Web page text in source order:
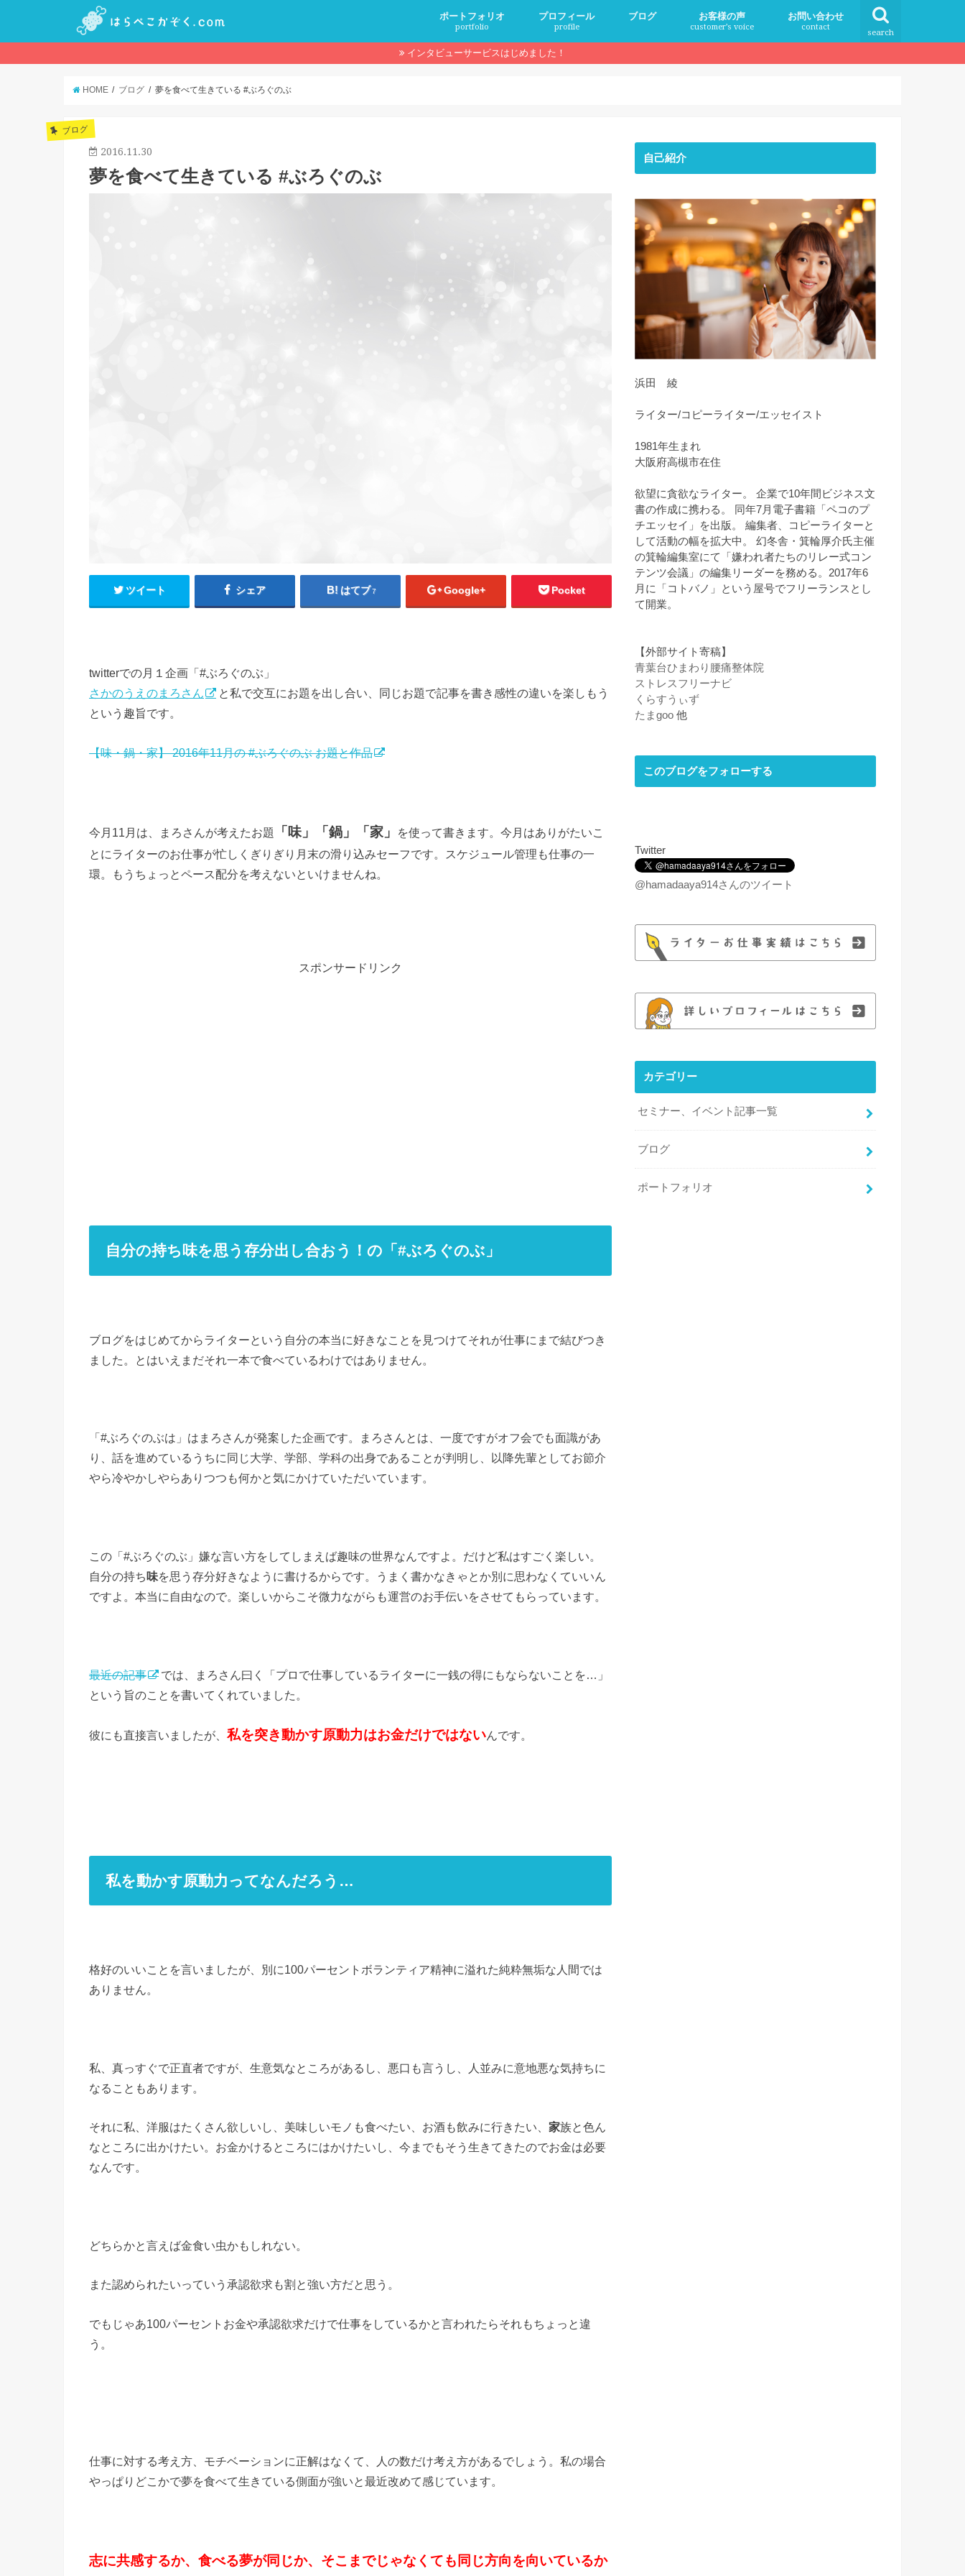
search
ポートフォリオ
portfolio
サービスメニュー
プロフィール
profile
ブログ お客様の声
customer’s voice
お問い合わせ
contact
インタビューサービスはじめました！
HOME ブログ 夢を食べて生きている #ぶろぐのぶ
ブログ
2016.11.30
夢を食べて生きている #ぶろぐのぶ
ツイート シェア はてブ7 Google+ Pocket
twitterでの月１企画「#ぶろぐのぶ」
さかのうえのまろさん
と私で交互にお題を出し合い、同じお題で記事を書き感性の違いを楽しもう
という趣旨です。
【味・鍋・家】 2016年11月の #ぶろぐのぶ お題と作品
今月11月は、まろさんが考えたお題 「味」「鍋」「家」
を使って書きます。今月はありがたいこ
とにライターのお仕事が忙しくぎりぎり月末の滑り込みセーフです。スケジュール管理も仕事の一
環。もうちょっとペース配分を考えないといけませんね。
スポンサードリンク
自分の持ち味を思う存分出し合おう！の「#ぶろぐのぶ」
ブログをはじめてからライターという自分の本当に好きなことを見つけてそれが仕事にまで結びつき
ました。とはいえまだそれ一本で食べているわけではありません。
「#ぶろぐのぶは」はまろさんが発案した企画です。まろさんとは、一度ですがオフ会でも面識があ
り、話を進めているうちに同じ大学、学部、学科の出身であることが判明し、以降先輩としてお節介
やら冷やかしやらありつつも何かと気にかけていただいています。
この「#ぶろぐのぶ」嫌な言い方をしてしまえば趣味の世界なんですよ。だけど私はすごく楽しい。
自分の持ち味を思う存分好きなように書けるからです。うまく書かなきゃとか別に思わなくていいん
ですよ。本当に自由なので。楽しいからこそ微力ながらも運営のお手伝いをさせてもらっています。
最近の記事
では、まろさん曰く「プロで仕事しているライターに一銭の得にもならないことを…」
という旨のことを書いてくれていました。
彼にも直接言いましたが、 私を突き動かす原動力はお金だけではないんです。
私を動かす原動力ってなんだろう…
格好のいいことを言いましたが、別に100パーセントボランティア精神に溢れた純粋無垢な人間では
ありません。
私、真っすぐで正直者ですが、生意気なところがあるし、悪口も言うし、人並みに意地悪な気持ちに
なることもあります。
それに私、洋服はたくさん欲しいし、美味しいモノも食べたい、お酒も飲みに行きたい、 家族と色ん
なところに出かけたい。お金かけるところにはかけたいし、今までもそう生きてきたのでお金は必要
なんです。
どちらかと言えば金食い虫かもしれない。
また認められたいっていう承認欲求も割と強い方だと思う。
でもじゃあ100パーセントお金や承認欲求だけで仕事をしているかと言われたらそれもちょっと違
う。
仕事に対する考え方、モチベーションに正解はなくて、人の数だけ考え方があるでしょう。私の場合
やっぱりどこかで夢を食べて生きている側面が強いと最近改めて感じています。
志に共感するか、食べる夢が同じか、そこまでじゃなくても同じ方向を向いているか
自己紹介
浜田 綾
ライター/コピーライター/エッセイスト
1981年生まれ
大阪府高槻市在住
欲望に貪欲なライター。 企業で10年間ビジネス文
書の作成に携わる。 同年7月電子書籍「ペコのプ
チエッセイ」を出版。 編集者、コピーライターと
して活動の幅を拡大中。 幻冬舎・箕輪厚介氏主催
の箕輪編集室にて「嫌われ者たちのリレー式コン
テンツ会議」の編集リーダーを務める。2017年6
月に「コトバノ」という屋号でフリーランスとし
て開業。
【外部サイト寄稿】
青葉台ひまわり腰痛整体院
ストレスフリーナビ
くらすうぃず
たまgoo 他
このブログをフォローする
Twitter
@hamadaaya914さんのツイート
カテゴリー
セミナー、イベント記事一覧
ブログ
ポートフォリオ